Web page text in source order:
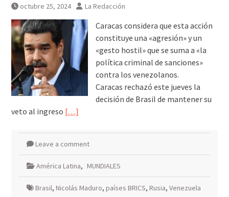
octubre 25, 2024 La Redacción
Caracas considera que esta acción
constituye una «agresión» y un
«gesto hostil» que se suma a «la
política criminal de sanciones»
contra los venezolanos.
Caracas rechazó este jueves la
decisión de Brasil de mantener su
veto al ingreso […]
Leave a comment
América Latina, MUNDIALES
Brasil, Nicolás Maduro, países BRICS, Rusia, Venezuela